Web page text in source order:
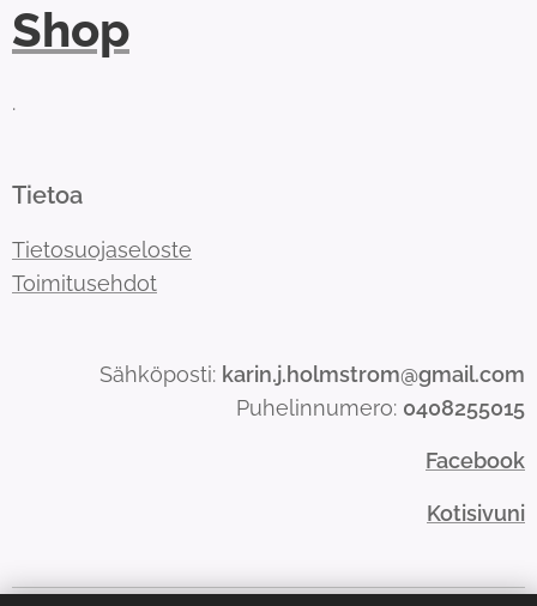
Shop
.
Tietoa
Tietosuojaseloste
Toimitusehdot
Sähköposti: karin.j.holmstrom@gmail.com
Puhelinnumero: 0408255015
Facebook
Kotisivuni